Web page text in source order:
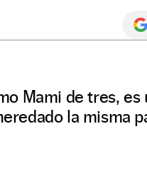
Mami de tres,
la misma